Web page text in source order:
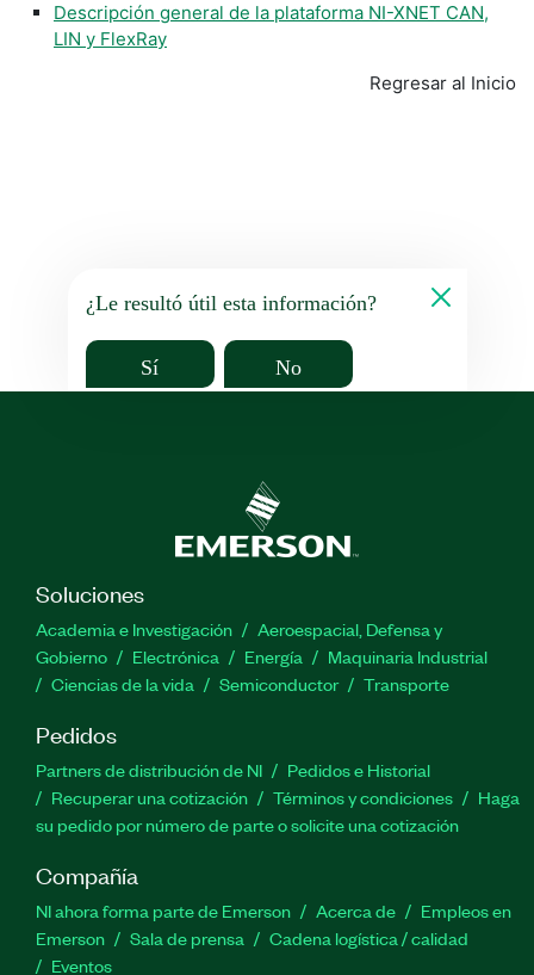
Descripción general de la plataforma NI-XNET CAN,
LIN y FlexRay
Regresar al Inicio
¿Le resultó útil esta información?
Sí No
Soluciones
Academia e Investigación
Aeroespacial, Defensa y
Gobierno
Electrónica Energía
Maquinaria Industrial
Ciencias de la vida
Semiconductor Transporte
Pedidos
Partners de distribución de NI
Pedidos e Historial
Recuperar una cotización
Términos y condiciones
Haga
su pedido por número de parte o solicite una cotización
Compañía
NI ahora forma parte de Emerson Acerca de
Empleos en
Emerson
Sala de prensa
Cadena logística / calidad
Eventos